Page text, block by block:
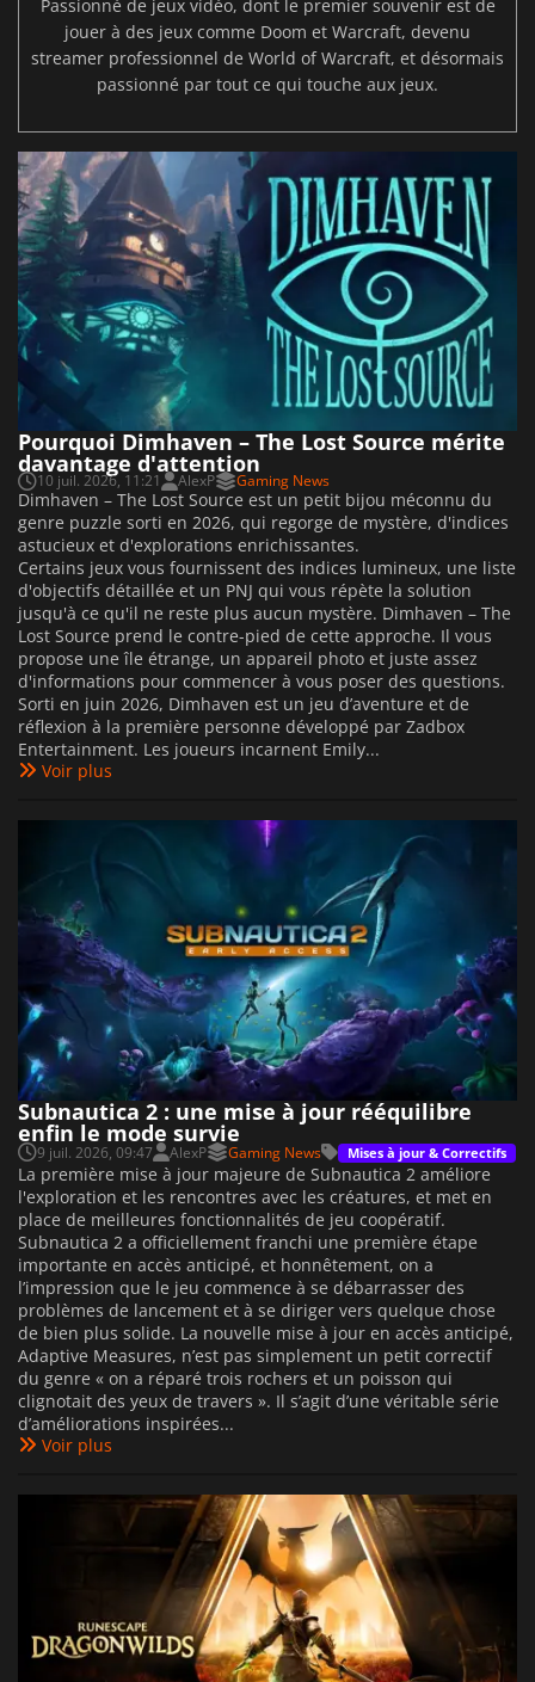
Passionné de jeux vidéo, dont le premier souvenir est de
jouer à des jeux comme Doom et Warcraft, devenu
streamer professionnel de World of Warcraft, et désormais
passionné par tout ce qui touche aux jeux.
Pourquoi Dimhaven – The Lost Source mérite
davantage d'attention
10 juil. 2026, 11:21 AlexP Gaming News
Dimhaven – The Lost Source est un petit bijou méconnu du
genre puzzle sorti en 2026, qui regorge de mystère, d'indices
astucieux et d'explorations enrichissantes.
Certains jeux vous fournissent des indices lumineux, une liste
d'objectifs détaillée et un PNJ qui vous répète la solution
jusqu'à ce qu'il ne reste plus aucun mystère. Dimhaven – The
Lost Source prend le contre-pied de cette approche. Il vous
propose une île étrange, un appareil photo et juste assez
d'informations pour commencer à vous poser des questions.
Sorti en juin 2026, Dimhaven est un jeu d’aventure et de
réflexion à la première personne développé par Zadbox
Entertainment. Les joueurs incarnent Emily...
Voir plus
Subnautica 2 : une mise à jour rééquilibre
enfin le mode survie
9 juil. 2026, 09:47 AlexP Gaming News Mises à jour & Correctifs
La première mise à jour majeure de Subnautica 2 améliore
l'exploration et les rencontres avec les créatures, et met en
place de meilleures fonctionnalités de jeu coopératif.
Subnautica 2 a officiellement franchi une première étape
importante en accès anticipé, et honnêtement, on a
l’impression que le jeu commence à se débarrasser des
problèmes de lancement et à se diriger vers quelque chose
de bien plus solide. La nouvelle mise à jour en accès anticipé,
Adaptive Measures, n’est pas simplement un petit correctif
du genre « on a réparé trois rochers et un poisson qui
clignotait des yeux de travers ». Il s’agit d’une véritable série
d’améliorations inspirées...
Voir plus